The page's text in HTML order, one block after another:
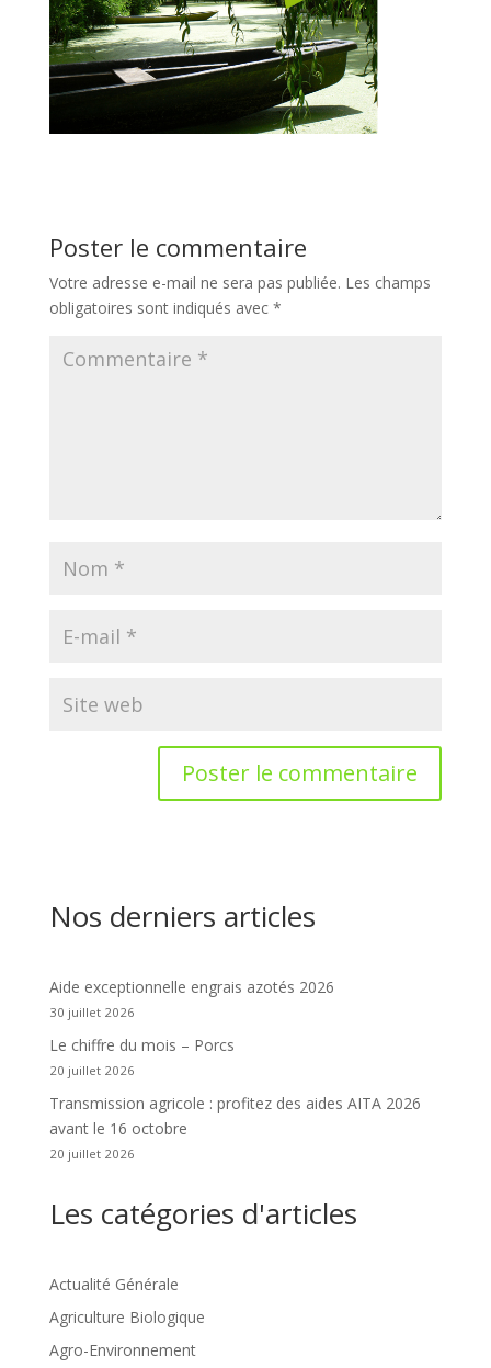
Poster le commentaire
Votre adresse e-mail ne sera pas publiée. Les champs
obligatoires sont indiqués avec *
Nos derniers articles
Aide exceptionnelle engrais azotés 2026
30 juillet 2026
Le chiffre du mois – Porcs
20 juillet 2026
Transmission agricole : profitez des aides AITA 2026
avant le 16 octobre
20 juillet 2026
Les catégories d'articles
Actualité Générale
Agriculture Biologique
Agro-Environnement